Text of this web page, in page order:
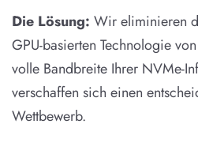
Die Lösung: Wir eliminieren
GPU-basierten Technologie
volle Bandbreite Ihrer NVMe-
verschaffen sich einen
Wettbewerb.